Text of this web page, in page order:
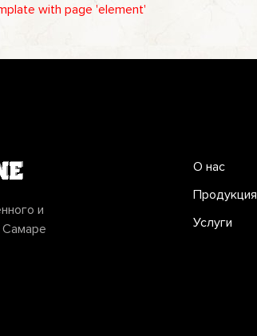
with page 'element'
и
Самаре
О нас
Продукция
Услуги